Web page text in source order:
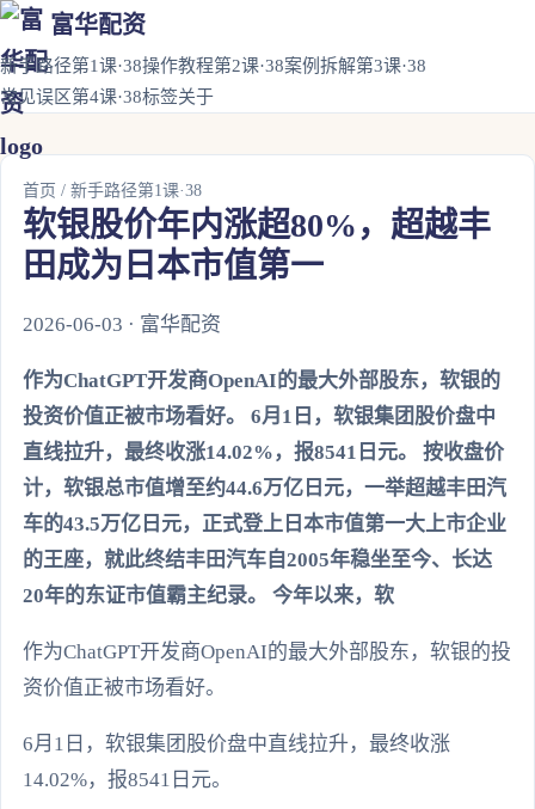
富华配资
新手路径第1课·38操作教程第2课·38案例拆解第3课·38
常见误区第4课·38标签关于
首页 / 新手路径第1课·38
软银股价年内涨超80%，超越丰
田成为日本市值第一
2026-06-03 · 富华配资
作为ChatGPT开发商OpenAI的最大外部股东，软银的
投资价值正被市场看好。 6月1日，软银集团股价盘中
直线拉升，最终收涨14.02%，报8541日元。 按收盘价
计，软银总市值增至约44.6万亿日元，一举超越丰田汽
车的43.5万亿日元，正式登上日本市值第一大上市企业
的王座，就此终结丰田汽车自2005年稳坐至今、长达
20年的东证市值霸主纪录。 今年以来，软
作为ChatGPT开发商OpenAI的最大外部股东，软银的投
资价值正被市场看好。
6月1日，软银集团股价盘中直线拉升，最终收涨
14.02%，报8541日元。